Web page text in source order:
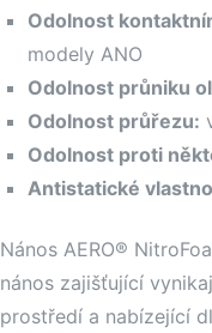
Odolnost
modely ANO
Odolnost průniku
Odolnost průřezu:
Odolnost proti
Antistatické
Nános AERO®
nános zajišťující
prostředí a nabízející